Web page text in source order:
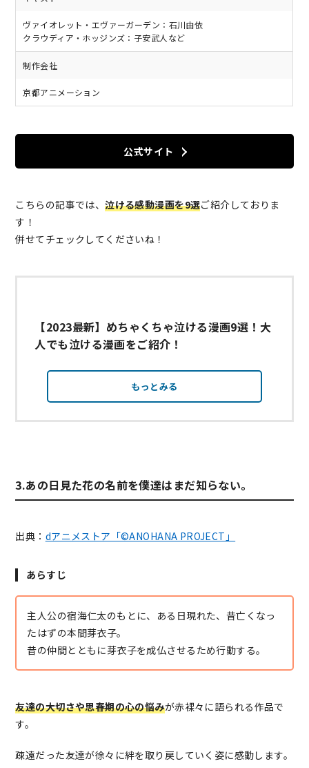
ヴァイオレット・エヴァーガーデン：石川由依
クラウディア・ホッジンズ：子安武人など
制作会社
京都アニメーション
公式サイト
こちらの記事では、泣ける感動漫画を9選ご紹介しておりま
す！
併せてチェックしてくださいね！
【2023最新】めちゃくちゃ泣ける漫画9選！大
人でも泣ける漫画をご紹介！
もっとみる
3.あの日見た花の名前を僕達はまだ知らない。
出典： dアニメストア「©ANOHANA PROJECT」
あらすじ
主人公の宿海仁太のもとに、ある日現れた、昔亡くなっ
たはずの本間芽衣子。
昔の仲間とともに芽衣子を成仏させるため行動する。
友達の大切さや思春期の心の悩みが赤裸々に語られる作品で
す。
疎遠だった友達が徐々に絆を取り戻していく姿に感動します。